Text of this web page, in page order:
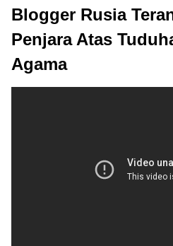
Blogger Rusia
Penjara Atas
Agama